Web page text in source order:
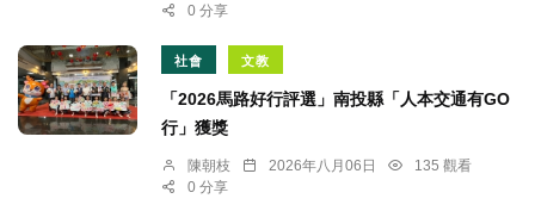
0 分享
社會 文教
「2026馬路好行評選」南投縣「人本交通有GO
行」獲獎
陳朝枝 2026年八月06日
135 觀看
0 分享